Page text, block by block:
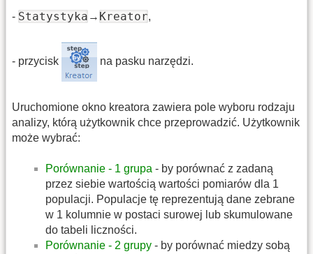
- Statystyka → Kreator,
- przycisk na pasku narzędzi.
Uruchomione okno kreatora zawiera pole wyboru rodzaju
analizy, którą użytkownik chce przeprowadzić. Użytkownik
może wybrać:
Porównanie - 1 grupa - by porównać z zadaną
przez siebie wartością wartości pomiarów dla 1
populacji. Populacje tę reprezentują dane zebrane
w 1 kolumnie w postaci surowej lub skumulowane
do tabeli liczności.
Porównanie - 2 grupy - by porównać miedzy sobą